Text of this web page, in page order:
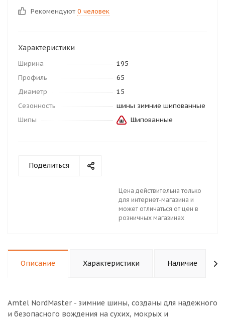
Рекомендуют 0 человек
Характеристики
Ширина
195
Профиль
65
Диаметр
15
Сезонность
шины зимние шипованные
Шипы
Шипованные
Поделиться
Цена действительна только
для интернет-магазина и
может отличаться от цен в
розничных магазинах
Описание Характеристики Наличие
Amtel NordMaster - зимние шины, созданы для надежного
и безопасного вождения на сухих, мокрых и